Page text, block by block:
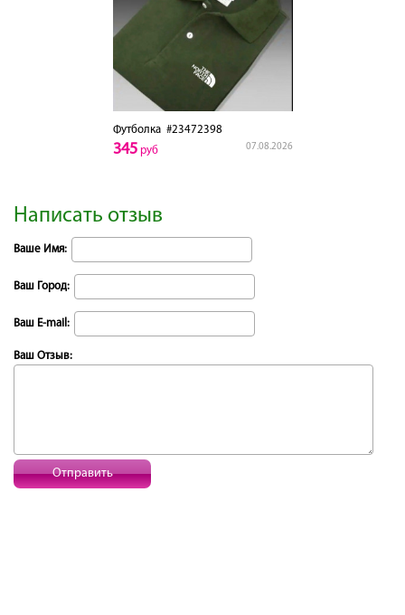
Футболка#23472398
07.08.2026
345руб
Написать отзыв
Ваше Имя:
Ваш Город:
Ваш E-mail:
Ваш Отзыв:
Отправить